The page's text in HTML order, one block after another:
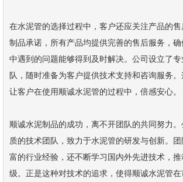
在水泥管的选择过程中，客户还应关注产品的
制品承诺，所有产品均提供完善的售后服务，
中遇到的问题能够得到及时解决。公司设立了
队，随时准备为客户提供技术支持和咨询服务。
让客户在使用顺诚水泥管的过程中，倍感安心。
顺诚水泥制品的成功，离不开团队的共同努力
质的技术团队，致力于水泥管的研发与创新。
富的行业经验，还不断学习国内外先进技术，
级。正是这种对技术的追求，使得顺诚水泥管